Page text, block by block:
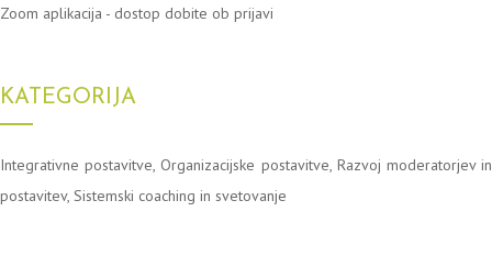
Zoom aplikacija - dostop dobite ob prijavi
KATEGORIJA
Integrativne postavitve, Organizacijske postavitve, Razvoj moderatorjev in
postavitev, Sistemski coaching in svetovanje